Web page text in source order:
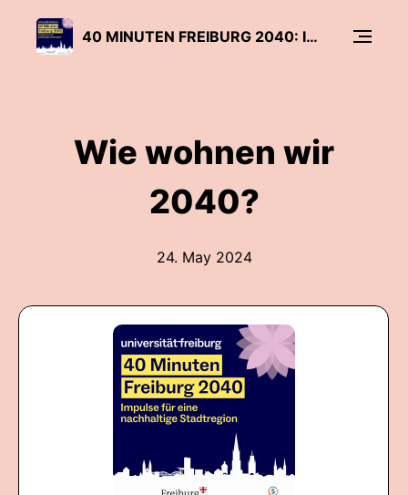
40 MINUTEN FREIBURG 2040: IMPULSE FÜR EINE NACHHALTIGE STADTREGION
Wie wohnen wir
2040?
24. May 2024